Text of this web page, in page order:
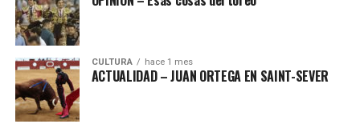
CULTURA hace 1 mes
ACTUALIDAD – JUAN ORTEGA EN SAINT-SEVER